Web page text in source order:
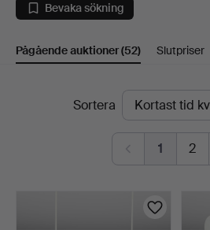
Danmark
Bevaka sökning
Pågående auktioner(52) Slutpriser
PågåendeSortera
1 2